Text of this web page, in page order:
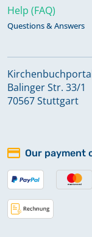
Help (FAQ)
Questions & Answers
Balinger Str. 33/1
70567 Stuttgart
Our payment